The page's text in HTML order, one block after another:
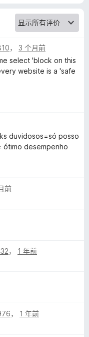
， 3 个月前
select 'block on this
website is a 'safe
duvidosos=só posso
ótimo desempenho
前
， 1 年前
， 1 年前